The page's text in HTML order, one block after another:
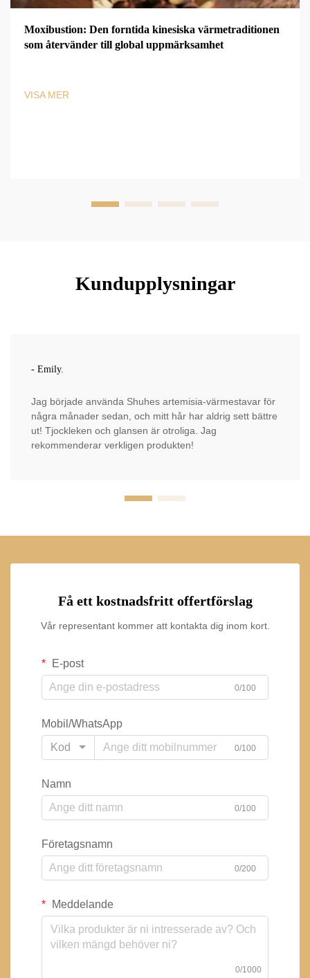
Moxibustion: Den forntida kinesiska värmetraditionen
som återvänder till global uppmärksamhet
VISA MER
Kundupplysningar
- Emily.
Jag började använda Shuhes artemisia-värmestavar för
några månader sedan, och mitt hår har aldrig sett bättre
ut! Tjockleken och glansen är otroliga. Jag
rekommenderar verkligen produkten!
Få ett kostnadsfritt offertförslag
Vår representant kommer att kontakta dig inom kort.
E-post
0/100
Mobil/WhatsApp
Kod
0/100
Namn
0/100
Företagsnamn
0/200
Meddelande
0/1000